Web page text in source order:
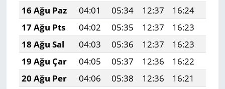
16 Ağu Paz
04:01 05:34 12:37 16:24
17 Ağu Pts
04:02 05:35 12:37 16:23
18 Ağu Sal
04:03 05:36 12:37 16:23
19 Ağu Çar
04:05 05:37 12:36 16:22
20 Ağu Per
04:06 05:38 12:36 16:21